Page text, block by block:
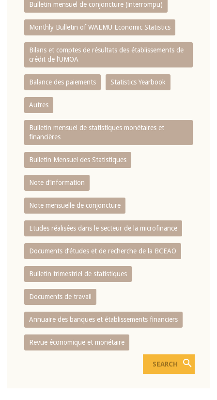
Bulletin mensuel de conjoncture (interrompu)
Monthly Bulletin of WAEMU Economic Statistics
Bilans et comptes de résultats des établissements de
crédit de l‘UMOA
Balance des paiements Statistics Yearbook
Autres
Bulletin mensuel de statistiques monétaires et
financières
Bulletin Mensuel des Statistiques
Note d’information
Note mensuelle de conjoncture
Etudes réalisées dans le secteur de la microfinance
Documents d’études et de recherche de la BCEAO
Bulletin trimestriel de statistiques
Documents de travail
Annuaire des banques et établissements financiers
Revue économique et monétaire